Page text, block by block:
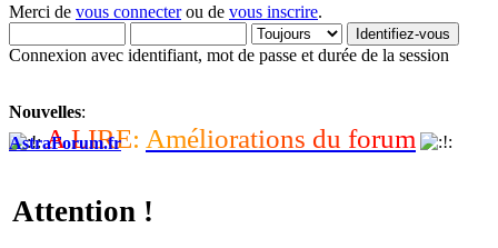
Merci de vous connecterou de vous inscrire.
Connexion avec identifiant, mot de passe et durée de la session
Nouvelles:
A LIRE: Améliorations du forum
AstraForum.fr
Attention !